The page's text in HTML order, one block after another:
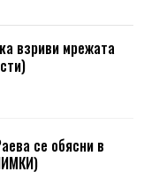
взриви мрежата
се обясни в